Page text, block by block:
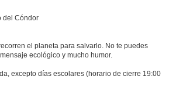
del Cóndor
el planeta para salvarlo. No te puedes
ecológico y mucho humor.
excepto días escolares (horario de cierre 19:00